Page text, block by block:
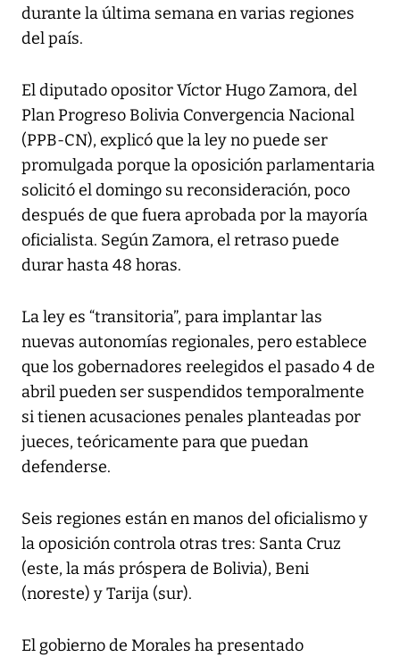
durante la última semana en varias regiones
del país.
El diputado opositor Víctor Hugo Zamora, del
Plan Progreso Bolivia Convergencia Nacional
(PPB-CN), explicó que la ley no puede ser
promulgada porque la oposición parlamentaria
solicitó el domingo su reconsideración, poco
después de que fuera aprobada por la mayoría
oficialista. Según Zamora, el retraso puede
durar hasta 48 horas.
La ley es “transitoria”, para implantar las
nuevas autonomías regionales, pero establece
que los gobernadores reelegidos el pasado 4 de
abril pueden ser suspendidos temporalmente
si tienen acusaciones penales planteadas por
jueces, teóricamente para que puedan
defenderse.
Seis regiones están en manos del oficialismo y
la oposición controla otras tres: Santa Cruz
(este, la más próspera de Bolivia), Beni
(noreste) y Tarija (sur).
El gobierno de Morales ha presentado